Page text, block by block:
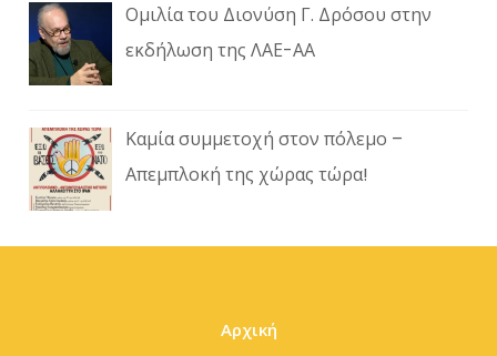
Ομιλία του Διονύση Γ. Δρόσου στην
εκδήλωση της ΛΑΕ-ΑΑ
Καμία συμμετοχή στον πόλεμο –
Απεμπλοκή της χώρας τώρα!
Αρχική